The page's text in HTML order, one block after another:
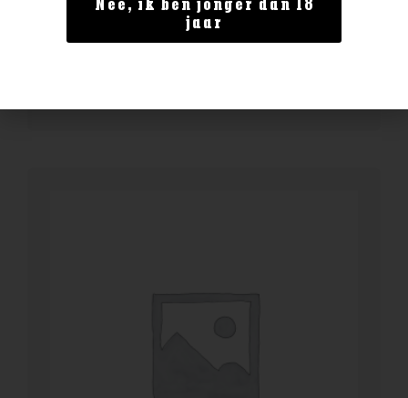
Enate Gewurztraminer
17,99
Nee, ik ben jonger dan 18
jaar